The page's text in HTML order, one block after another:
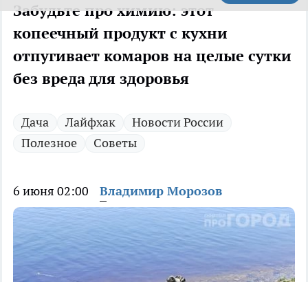
Забудьте про химию: этот
копеечный продукт с кухни
отпугивает комаров на целые сутки
без вреда для здоровья
Дача Лайфхак
Новости России
Полезное
Советы
6 июня 02:00 Владимир Морозов